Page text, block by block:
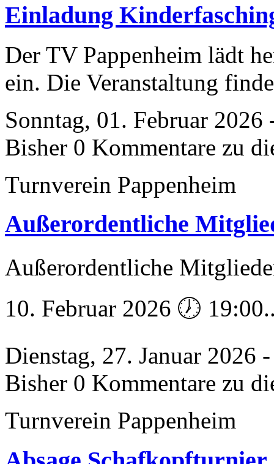
Einladung
Der TV Pappenheim lädt
ein. Die Veranstaltung
Sonntag, 01. Februar
Bisher 0 Kommentare zu
Turnverein Pappenheim
Außerordentliche
Außerordentliche
10. Februar 2026 🕖
Dienstag, 27. Januar 2026
Bisher 0 Kommentare zu
Turnverein Pappenheim